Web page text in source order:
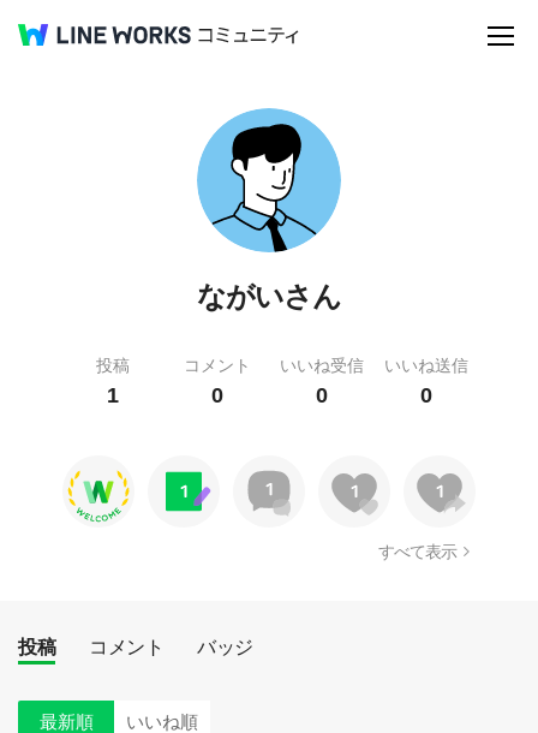
ながいさん
投稿
1
コメント
0
いいね受信
0
いいね送信
0
すべて表示
投稿 コメント バッジ
最新順 いいね順